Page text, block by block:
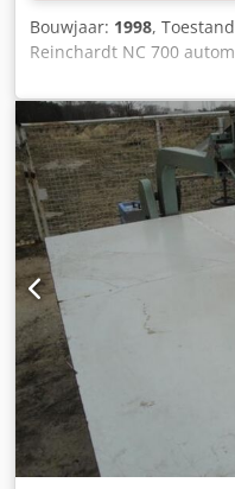
Bouwjaar: 1998,
Reinchardt NC 700
Model / machine type
Machine categorie Kapła
Leveringsvoorwaarden
ONTVANGST Kosten
Het type gelijk begin
Opmerkingen SNIJDEN
AFMETINGEN,
CONTROLLER, ZAG DE
OVEREENKOMST